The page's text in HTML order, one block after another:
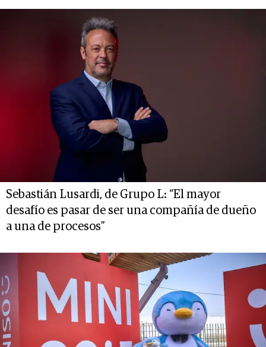
Sebastián Lusardi, de Grupo L: “El mayor
desafío es pasar de ser una compañía de dueño
a una de procesos”